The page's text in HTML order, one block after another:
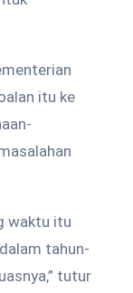
itu ke
waktu itu
tahun-
tutur